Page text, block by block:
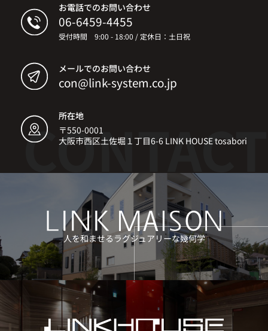
お電話でのお問い合わせ
06-6459-4455
受付時間 9:00 - 18:00 / 定休日：土日祝
メールでのお問い合わせ
con@link-system.co.jp
所在地
〒550-0001
大阪市西区土佐堀１丁目6-6 LINK HOUSE tosabori
人を和ませるラグジュアリーな幾何学